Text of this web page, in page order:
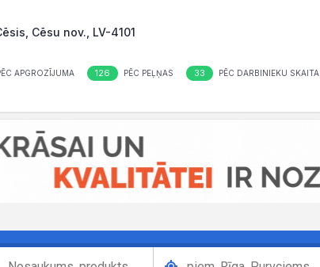
Cēsu nov., LV-4101
APGROZĪJUMA 126 PĒC PEĻŅAS 33 PĒC DARBINIEKU SKAITA